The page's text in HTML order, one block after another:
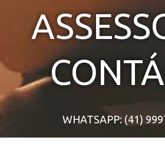
WHATSAPP: (41)